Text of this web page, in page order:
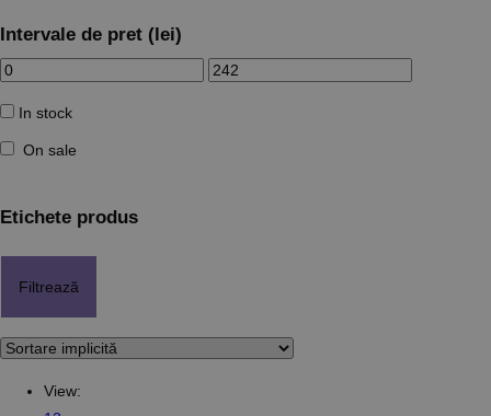
Intervale de pret (lei)
In stock
On sale
Etichete produs
Filtrează
View: